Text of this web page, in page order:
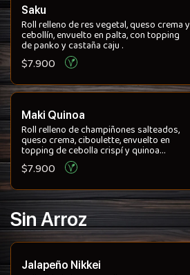
Saku
Roll relleno de res vegetal, queso crema y
cebollín, envuelto en palta, con topping
de panko y castaña caju .
$7.900
Maki Quinoa
​Roll relleno de champiñones salteados,
queso crema, ciboulette, envuelto en
topping de cebolla crispí y quinoa
crocante
$7.900
Sin Arroz
Jalapeño Nikkei